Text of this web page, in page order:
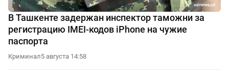
В Ташкенте задержан инспектор таможни за
регистрацию IMEI-кодов iPhone на чужие
паспорта
Криминал5 августа 14:58